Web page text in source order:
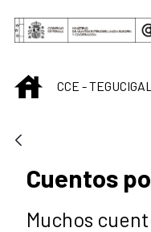
Saut au contenu
INICIO
CCE -
Cuentos
Muchos